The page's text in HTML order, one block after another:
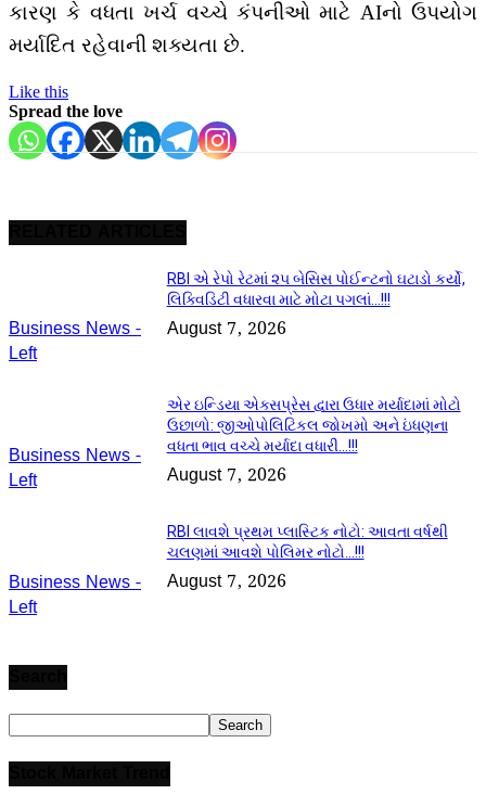
કારણ કે વધતા ખર્ચ વચ્ચે કંપનીઓ માટે AIનો ઉપયોગ
મર્યાદિત રહેવાની શક્યતા છે.
Like this
Spread the love
Business News -
Left
RBI એ રેપો રેટમાં ૨૫ બેસિસ પોઈન્ટનો ઘટાડો કર્યો,
લિક્વિડિટી વધારવા માટે મોટા પગલાં…!!!
August 7, 2026
Business News -
Left
એર ઇન્ડિયા એક્સપ્રેસ દ્વારા ઉધાર મર્યાદામાં મોટો
ઉછાળો: જીઓપોલિટિકલ જોખમો અને ઇંધણના
વધતા ભાવ વચ્ચે મર્યાદા વધારી…!!!
August 7, 2026
Business News -
Left
RBI લાવશે પ્રથમ પ્લાસ્ટિક નોટો: આવતા વર્ષથી
ચલણમાં આવશે પોલિમર નોટો…!!!
August 7, 2026